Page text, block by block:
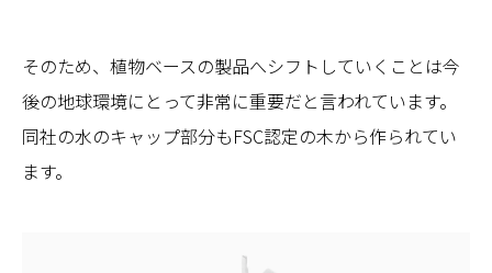
そのため、植物ベースの製品へシフトしていくことは今
後の地球環境にとって非常に重要だと言われています。
同社の水のキャップ部分もFSC認定の木から作られてい
ます。